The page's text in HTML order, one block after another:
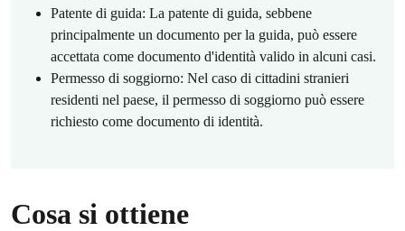
Patente di guida: La patente di guida, sebbene
principalmente un documento per la guida, può essere
accettata come documento d'identità valido in alcuni casi.
Permesso di soggiorno: Nel caso di cittadini stranieri
residenti nel paese, il permesso di soggiorno può essere
richiesto come documento di identità.
Cosa si ottiene